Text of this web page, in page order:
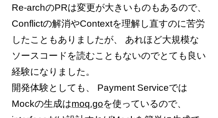
Re-archのPRは変更が大きいものもあるので、
Conflictの解消やContextを理解し直すのに苦労
したこともありましたが、 あれほど大規模な
ソースコードを読むこともないのでとても良い
経験になりました。
開発体験としても、 Payment Serviceでは
Mockの生成はmoq.goを使っているので、